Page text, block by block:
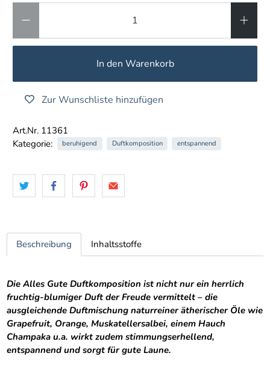
In den Warenkorb
Zur Wunschliste hinzufügen
Art.Nr. 11361
Kategorie:
beruhigend Duftkomposition entspannend
Beschreibung Inhaltsstoffe
Die Alles Gute Duftkomposition ist nicht nur ein herrlich
fruchtig-blumiger Duft der Freude vermittelt – die
ausgleichende Duftmischung naturreiner ätherischer Öle wie
Grapefruit, Orange, Muskatellersalbei, einem Hauch
Champaka u.a. wirkt zudem stimmungserhellend,
entspannend und sorgt für gute Laune.